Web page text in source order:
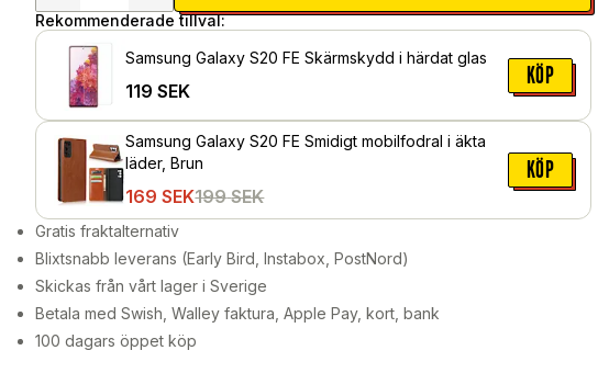
Rekommenderade tillval:
Samsung Galaxy S20 FE Skärmskydd i härdat glas
119 SEK
KÖP
Samsung Galaxy S20 FE Smidigt mobilfodral i äkta
läder, Brun
169 SEK199 SEK
KÖP
Gratis fraktalternativ
Blixtsnabb leverans (Early Bird, Instabox, PostNord)
Skickas från vårt lager i Sverige
Betala med Swish, Walley faktura, Apple Pay, kort, bank
100 dagars öppet köp